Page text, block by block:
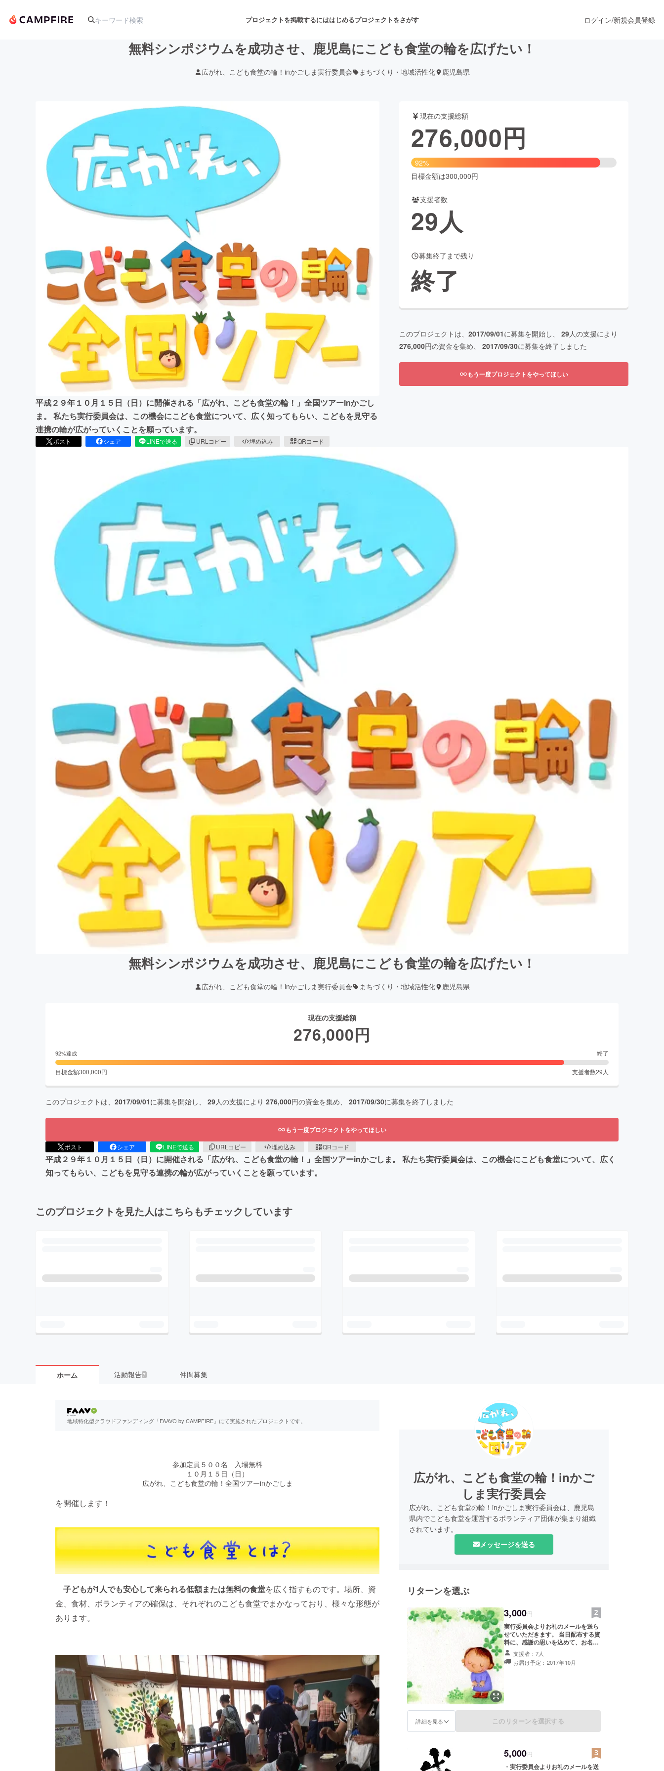
プロジェクトを掲載するにははじめるプロジェクトをさがす
アート・写真 音楽 舞台・パフォーマンス
テクノロジー・ガジェット ゲーム・サービス開発 フード・飲食店 ファッション
映像・映画 書籍・雑誌出版
チャレンジ ビューティー・ヘルスケア
CAMPFIRE for Social Good CAMPFIRE Creation
CAMPFIREふるさと納税machi-ya コミュニティ
ログイン/新規会員登録
無料シンポジウムを成功させ、鹿児島にこども食堂の輪を広げたい！
広がれ、こども食堂の輪！inかごしま実行委員会 まちづくり・地域活性化 鹿児島県
平成２９年１０月１５日（日）に開催される「広がれ、こども食堂の輪！」全国ツアーinかごし
ま。 私たち実行委員会は、この機会にこども食堂について、広く知ってもらい、こどもを見守る
連携の輪が広がっていくことを願っています。
ポスト シェア LINEで送る URLコピー 埋め込み QRコード
現在の支援総額
276,000円
92%
目標金額は300,000円
支援者数
29人
募集終了まで残り
終了
このプロジェクトは、 2017/09/01に募集を開始し、 29人の支援により
276,000円の資金を集め、 2017/09/30に募集を終了しました
もう一度プロジェクトをやってほしい
無料シンポジウムを成功させ、鹿児島にこども食堂の輪を広げたい！
広がれ、こども食堂の輪！inかごしま実行委員会 まちづくり・地域活性化 鹿児島県
現在の支援総額
276,000円
92%達成 終了
目標金額300,000円 支援者数29人
このプロジェクトは、 2017/09/01に募集を開始し、 29人の支援により 276,000円の資金を集め、 2017/09/30に募集を終了しました
もう一度プロジェクトをやってほしい
ポスト シェア LINEで送る URLコピー 埋め込み QRコード
平成２９年１０月１５日（日）に開催される「広がれ、こども食堂の輪！」全国ツアーinかごしま。 私たち実行委員会は、この機会にこども食堂について、広く
知ってもらい、こどもを見守る連携の輪が広がっていくことを願っています。
このプロジェクトを見た人はこちらもチェックしています
ホーム 活動報告7 仲間募集
地域特化型クラウドファンディング「FAAVO by CAMPFIRE」にて実施されたプロジェクトです。
参加定員５００名 入場無料
１０月１５日（日）
広がれ、こども食堂の輪！全国ツアーinかごしま
を開催します！
子どもが1人でも安心して来られる低額または無料の食堂を広く指すものです。場所、資
金、食材、ボランティアの確保は、それぞれのこども食堂でまかなっており、様々な形態が
あります。
広がれ、こども食堂の輪！inかご
しま実行委員会
広がれ、こども食堂の輪！inかごしま実行委員会は、鹿児島
県内でこども食堂を運営するボランティア団体が集まり組織
されています。
メッセージを送る
リターンを選ぶ
3,000円
実行委員会よりお礼のメールを送ら
せていただきます。 当日配布する資
料に、感謝の思いを込めて、お名前
を掲載させていただきます。もし、
お名前の公開を望まない場合は、備
考へその旨を記載ください。会社、
支援者：7人
お届け予定：2017年10月
詳細を見る このリターンを選択する
5,000円
・実行委員会よりお礼のメールを送